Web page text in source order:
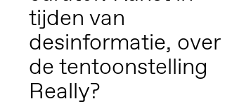
tijden van
desinformatie, over
de tentoonstelling
Really?